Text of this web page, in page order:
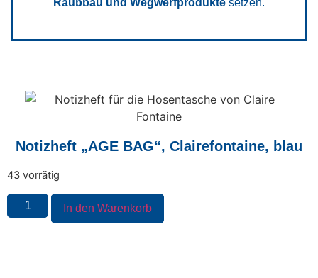
Raubbau und Wegwerfprodukte setzen.
Notizheft „AGE BAG“, Clairefontaine, blau
43 vorrätig
In den Warenkorb